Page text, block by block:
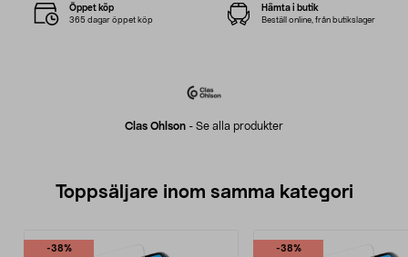
Clas Ohlson - Se alla produkter
Öppet köp
365 dagar öppet köp
Hämta i butik
Beställ online, från butikslager
Toppsäljare inom samma kategori
-38% -38%